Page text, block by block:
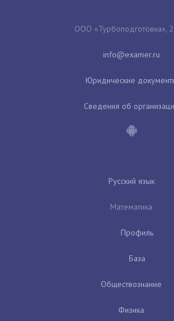
ООО «Турбоподготовка»,
Юридические
Сведения об
Русский язык
Математика
Профиль
База
Обществознание
Физика